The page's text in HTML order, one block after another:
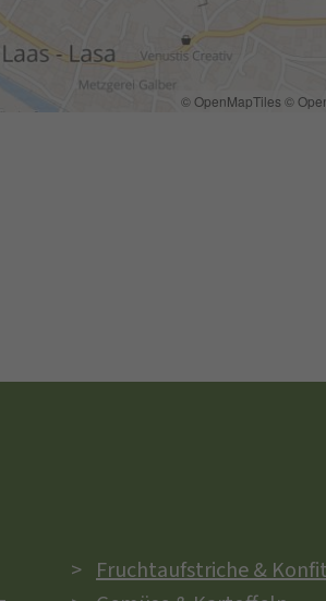
© OpenMapTiles ©
Fruchtaufstriche &